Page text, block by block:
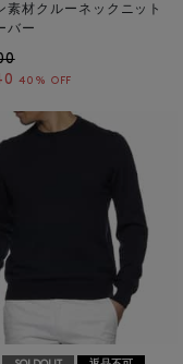
素材クルーネックニット
バー
40% OFF